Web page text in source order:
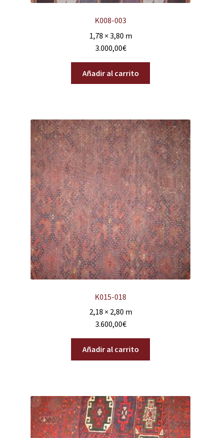
K008-003
1,78 × 3,80 m
3.000,00€
Añadir al carrito
K015-018
2,18 × 2,80 m
3.600,00€
Añadir al carrito